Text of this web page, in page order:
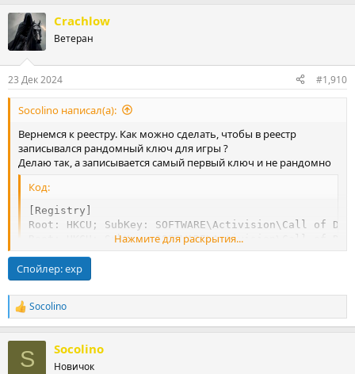
Crachlow
Ветеран
23 Дек 2024 #1,910
Socolino написал(а):
Вернемся к реестру. Как можно сделать, чтобы в реестр
записывался рандомный ключ для игры ?
Делаю так, а записывается самый первый ключ и не рандомно
Код:
[Registry]
Root: HKCU; SubKey: SOFTWARE\Activision\Call of
Root: HKCU; SubKey: SOFTWARE\Activision\Call
Root: HKCU; SubKey: SOFTWARE\Activision\Call of
Root: HKCU; SubKey: SOFTWARE\Activision\Call of
Нажмите для раскрытия...
Спойлер:exp
Р
е
Socolino
S Socolino
Новичок